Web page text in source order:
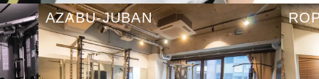
AZABU-JUBAN